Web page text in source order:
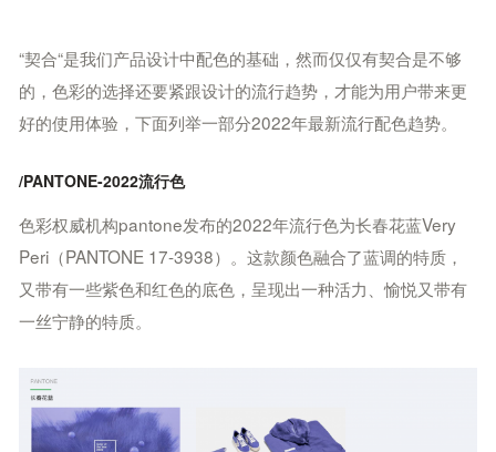
“契合“是我们产品设计中配色的基础，然而仅仅有契合是不够
的，色彩的选择还要紧跟设计的流行趋势，才能为用户带来更
好的使用体验， 下面列举一部分2022年最新流行配色趋势。
/PANTONE-2022流行色
色彩权威机构pantone发布的2022年流行色为长春花蓝Very
Peri（PANTONE 17-3938）。 这款颜色融合了蓝调的特质，
又带有一些紫色和红色的底色，呈现出一种活力、愉悦又带有
一丝宁静的特质。